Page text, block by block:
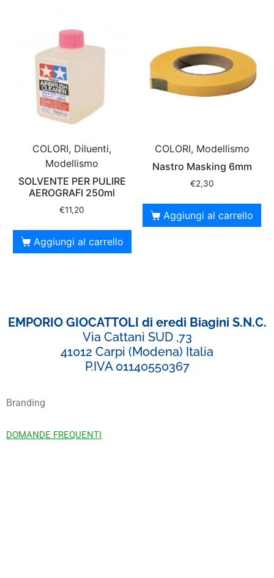
COLORI, Diluenti,
Modellismo
SOLVENTE PER PULIRE
AEROGRAFI 250ml
€11,20
Aggiungi al carrello
COLORI, Modellismo
Nastro Masking 6mm
€2,30
Aggiungi al carrello
EMPORIO GIOCATTOLI di eredi Biagini S.N.C.
Via Cattani SUD ,73
41012 Carpi (Modena) Italia
P.IVA 01140550367
Branding
DOMANDE FREQUENTI